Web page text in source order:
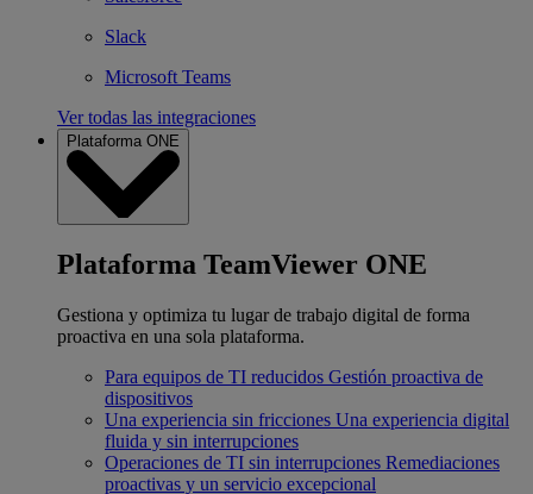
Slack
Microsoft Teams
Ver todas las integraciones
Plataforma ONE
Plataforma TeamViewer ONE
Gestiona y optimiza tu lugar de trabajo digital de forma
proactiva en una sola plataforma.
Para equipos de TI reducidos Gestión proactiva de
dispositivos
Una experiencia sin fricciones Una experiencia digital
fluida y sin interrupciones
Operaciones de TI sin interrupciones Remediaciones
proactivas y un servicio excepcional